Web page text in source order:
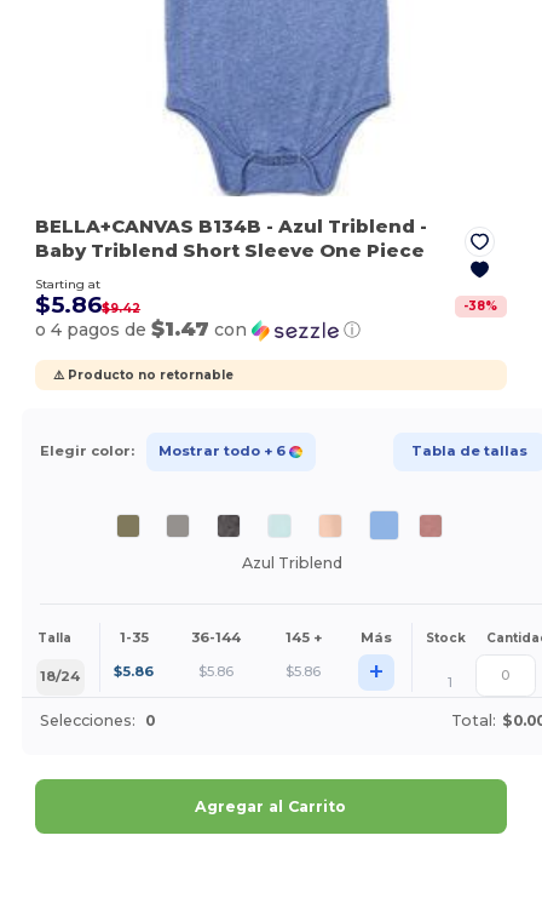
BELLA+CANVAS B134B - Azul Triblend -
Baby Triblend Short Sleeve One Piece
Starting at
$5.86$9.42 -38%
o 4 pagos de$1.47 con ⓘ
⚠️ Producto no retornable
Elegir color: Mostrar todo + 6 Tabla de tallas
Azul Triblend
Talla 1-35 36-144 145 + Más Stock
18/24 $5.86 $5.86 $5.86 + 1
Selecciones: 0 Total:
Agregar al Carrito